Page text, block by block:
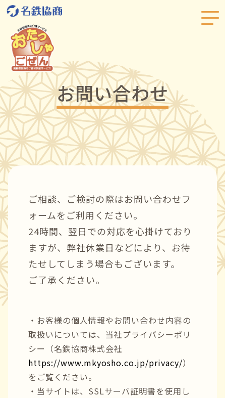
お問い合わせ
ご相談、ご検討の際はお問い合わせフ
ォームをご利用ください。
24時間、翌日での対応を心掛けており
ますが、弊社休業日などにより、お待
たせしてしまう場合もございます。
ご了承ください。
・お客様の個人情報やお問い合わせ内容の
取扱いについては、当社プライバシーポリ
シー（名鉄協商株式会社
https://www.mkyosho.co.jp/privacy/）
をご覧ください。
・当サイトは、SSLサーバ証明書を使用し